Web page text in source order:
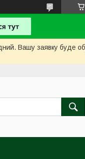
Вашу заявку буде